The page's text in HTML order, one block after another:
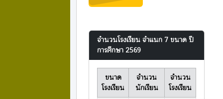
จำนวนโรงเรียน จำแนก 7 ขนาด ปี
การศึกษา 2569
ขนาด
โรงเรียน
จำนวน
นักเรียน
จำนวน
โรงเรียน